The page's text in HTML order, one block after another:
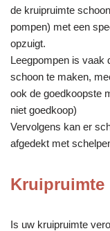
de kruipruimte
pompen) met een
opzuigt.
Leegpompen is vaak
schoon te maken,
ook de goedkoopste
niet goedkoop)
Vervolgens kan er
afgedekt met
Kruipruimte
Is uw kruipruimte